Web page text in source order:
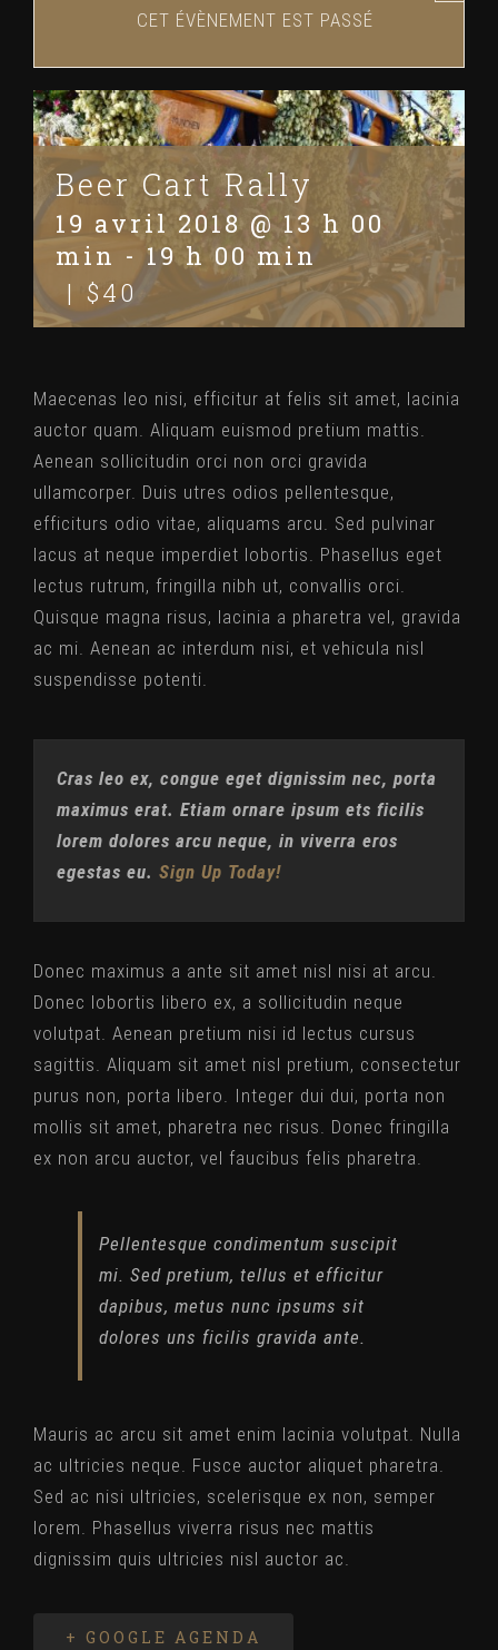
CET ÉVÈNEMENT EST PASSÉ
Beer Cart Rally
19 avril 2018 @ 13 h 00
min - 19 h 00 min
| $40
Maecenas leo nisi, efficitur at felis sit amet, lacinia
auctor quam. Aliquam euismod pretium mattis.
Aenean sollicitudin orci non orci gravida
ullamcorper. Duis utres odios pellentesque,
efficiturs odio vitae, aliquams arcu. Sed pulvinar
lacus at neque imperdiet lobortis. Phasellus eget
lectus rutrum, fringilla nibh ut, convallis orci.
Quisque magna risus, lacinia a pharetra vel, gravida
ac mi. Aenean ac interdum nisi, et vehicula nisl
suspendisse potenti.
Cras leo ex, congue eget dignissim nec, porta
maximus erat. Etiam ornare ipsum ets ficilis
lorem dolores arcu neque, in viverra eros
egestas eu. Sign Up Today!
Donec maximus a ante sit amet nisl nisi at arcu.
Donec lobortis libero ex, a sollicitudin neque
volutpat. Aenean pretium nisi id lectus cursus
sagittis. Aliquam sit amet nisl pretium, consectetur
purus non, porta libero. Integer dui dui, porta non
mollis sit amet, pharetra nec risus. Donec fringilla
ex non arcu auctor, vel faucibus felis pharetra.
Pellentesque condimentum suscipit
mi. Sed pretium, tellus et efficitur
dapibus, metus nunc ipsums sit
dolores uns ficilis gravida ante.
Mauris ac arcu sit amet enim lacinia volutpat. Nulla
ac ultricies neque. Fusce auctor aliquet pharetra.
Sed ac nisi ultricies, scelerisque ex non, semper
lorem. Phasellus viverra risus nec mattis
dignissim quis ultricies nisl auctor ac.
+ GOOGLE AGENDA